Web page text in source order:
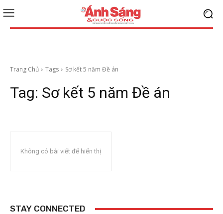
Trang Chủ Tags Sơ kết 5 năm Đề án
Tag: Sơ kết 5 năm Đề án
Không có bài viết để hiển thị
STAY CONNECTED